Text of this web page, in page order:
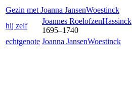
Gezin met Joanna JansenWoestinck
hij zelf
Joannes RoelofzenHassinck
1695–1740
echtgenote Joanna JansenWoestinck